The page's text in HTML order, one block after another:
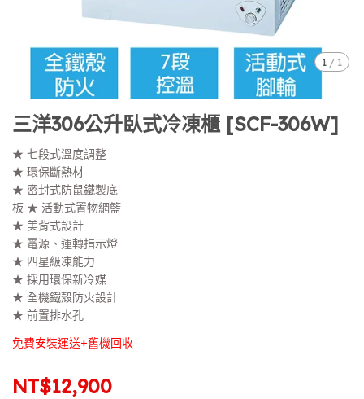
1 / 1
三洋306公升臥式冷凍櫃 [SCF-306W]
★ 七段式溫度調整
★ 環保斷熱材
★ 密封式防鼠鐵製底
板 ★ 活動式置物網籃
★ 美背式設計
★ 電源、運轉指示燈
★ 四星級凍能力
★ 採用環保新冷媒
★ 全機鐵殼防火設計
★ 前置排水孔
免費安裝運送+舊機回收
NT$12,900